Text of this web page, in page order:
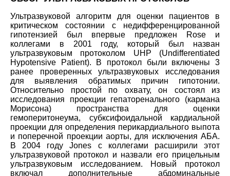
Ультразвуковой алгоритм для оценки пациентов в
критическом состоянии с недифференцированной
гипотензией был впервые предложен Rose и
коллегами в 2001 году, который был назван
ультразвуковым протоколом UHP (Undifferentiated
Hypotensive Patient). В протокол были включены 3
ранее проверенных ультразвуковых исследования
для выявления обратимых причин гипотонии.
Относительно простой по охвату, он состоял из
исследования проекции гепаторенального (кармана
Морисона) пространства для оценки
гемоперитонеума, субксифоидальной кардиальной
проекции для определения перикардиального выпота
и поперечной проекции аорты, для исключения АБА.
В 2004 году Jones с коллегами расширили этот
ультразвуковой протокол и назвали его прицельным
ультразвуковым исследованием. Новый протокол
включал дополнительные абдоминальные